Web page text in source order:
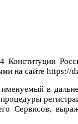
Конституции
на сайте
в
Сервисов,